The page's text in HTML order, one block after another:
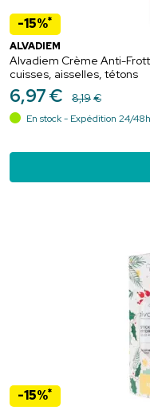
-15%*
ALVADIEM
Alvadiem Crème Anti-
cuisses, aisselles, tétons
6,97€ 8,19€
En stock - Expédition 24/48h
-15%*